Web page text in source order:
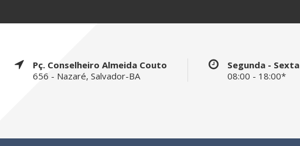
Pç. Conselheiro Almeida Couto
656 - Nazaré, Salvador-BA
Segunda - Sexta
08:00 - 18:00*